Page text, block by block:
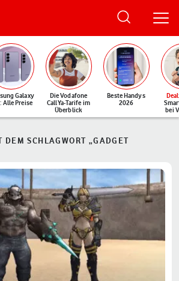
Galaxy
Alle Preise
Die Vodafone
CallYa-Tarife im
Überblick
Beste Handys
2026
Deal
bei
SCHLAGWORT „GADGET